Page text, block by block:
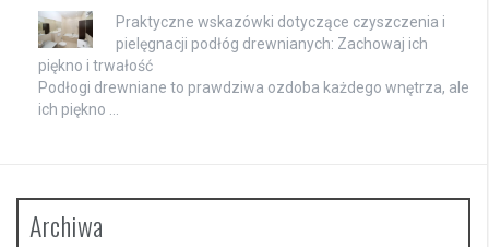
Praktyczne wskazówki dotyczące czyszczenia i
pielęgnacji podłóg drewnianych: Zachowaj ich
piękno i trwałość
Podłogi drewniane to prawdziwa ozdoba każdego wnętrza, ale
ich piękno …
Archiwa